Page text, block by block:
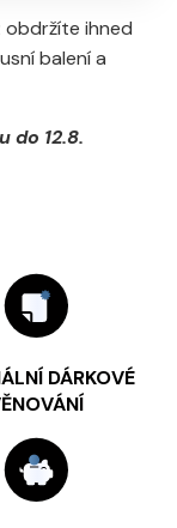
obdržíte ihned
balení a
do 12.8.
DÁRKOVÉ